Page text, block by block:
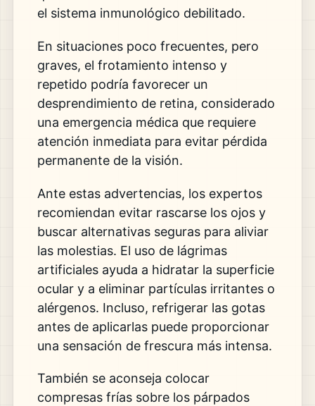
el sistema inmunológico debilitado.
En situaciones poco frecuentes, pero
graves, el frotamiento intenso y
repetido podría favorecer un
desprendimiento de retina, considerado
una emergencia médica que requiere
atención inmediata para evitar pérdida
permanente de la visión.
Ante estas advertencias, los expertos
recomiendan evitar rascarse los ojos y
buscar alternativas seguras para aliviar
las molestias. El uso de lágrimas
artificiales ayuda a hidratar la superficie
ocular y a eliminar partículas irritantes o
alérgenos. Incluso, refrigerar las gotas
antes de aplicarlas puede proporcionar
una sensación de frescura más intensa.
También se aconseja colocar
compresas frías sobre los párpados